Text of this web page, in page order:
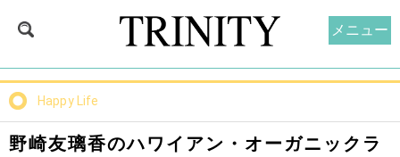
Happy Life
野崎友璃香のハワイアン・オーガニックラ
メニュー